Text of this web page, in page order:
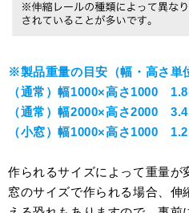
※製品重量の目安（幅・高さ単
（通常）幅1000×高さ1000
（通常）幅2000×高さ2000
（小窓）幅1000×高さ1000
作られるサイズによって重量が
窓のサイズで作られる場合、伸